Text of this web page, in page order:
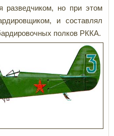
разведчиком, но при этом
и составлял
полков РККА.